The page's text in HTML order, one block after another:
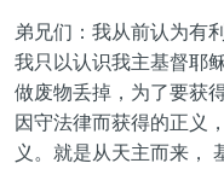
弟兄们：我从前认为有
我只以认识我主基督耶
做废物丢掉，为了要获
因守法律而获得的正义
义。就是从天主而来，